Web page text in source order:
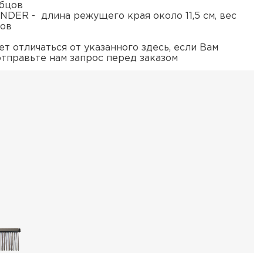
- длина режущего края около 11,5 см, вес
отличаться от указанного здесь, если Вам
нам запрос перед заказом